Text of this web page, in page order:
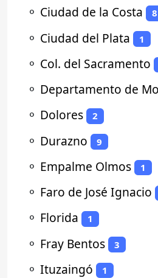
⚬ Ciudad de la Costa 8
⚬ Ciudad del Plata 1
⚬ Col. del Sacramento
⚬ Departamento de
⚬ Dolores 2
⚬ Durazno 9
⚬ Empalme Olmos 1
⚬ Faro de José Ignacio
⚬ Florida 1
⚬ Fray Bentos 3
⚬ Ituzaingó 1